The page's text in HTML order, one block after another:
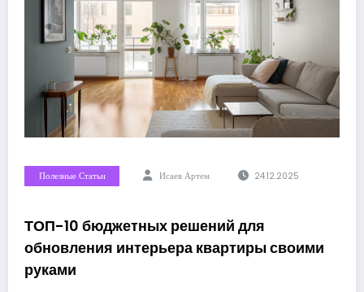
Полезные Статьи Исаев Артем 24.12.2025
ТОП-10 бюджетных решений для
обновления интерьера квартиры своими
руками